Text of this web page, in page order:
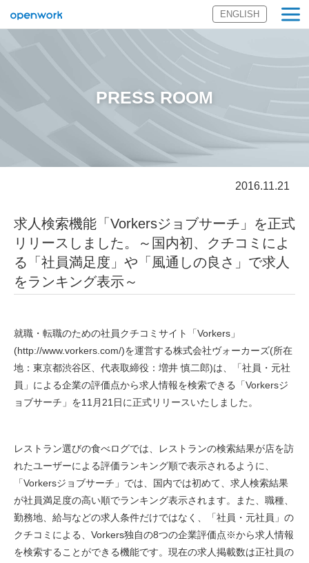
ENGLISH
PRESS ROOM
2016.11.21
求人検索機能「Vorkersジョブサーチ」を正式
リリースしました。～国内初、クチコミによ
る「社員満足度」や「風通しの良さ」で求人
をランキング表示～
就職・転職のための社員クチコミサイト「Vorkers」
(http://www.vorkers.com/)を運営する株式会社ヴォーカーズ(所在
地：東京都渋谷区、代表取締役：増井 慎二郎)は、「社員・元社
員」による企業の評価点から求人情報を検索できる「Vorkersジ
ョブサーチ」を11月21日に正式リリースいたしました。
レストラン選びの食べログでは、レストランの検索結果が店を訪
れたユーザーによる評価ランキング順で表示されるように、
「Vorkersジョブサーチ」では、国内では初めて、求人検索結果
が社員満足度の高い順でランキング表示されます。また、職種、
勤務地、給与などの求人条件だけではなく、「社員・元社員」の
クチコミによる、Vorkers独自の8つの企業評価点※から求人情報
を検索することができる機能です。現在の求人掲載数は正社員の